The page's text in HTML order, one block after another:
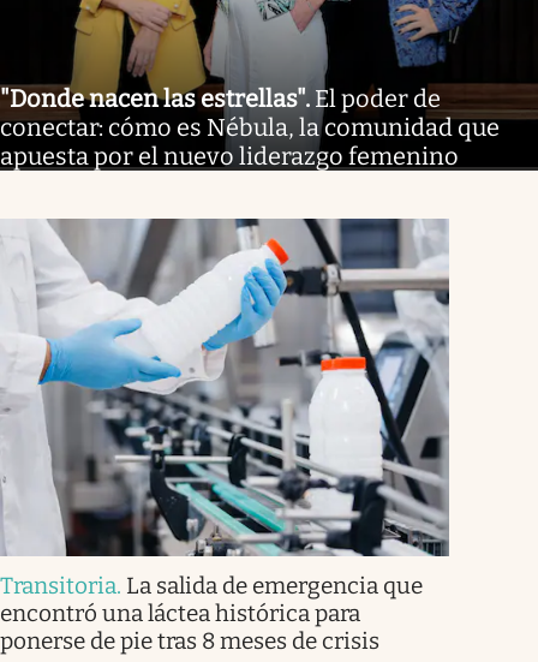
"Donde nacen las estrellas". El poder de
conectar: cómo es Nébula, la comunidad que
apuesta por el nuevo liderazgo femenino
Transitoria. La salida de emergencia que
encontró una láctea histórica para
ponerse de pie tras 8 meses de crisis